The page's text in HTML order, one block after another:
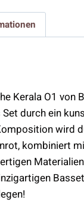
Kerala O1
durch ein
wird
kombiniert